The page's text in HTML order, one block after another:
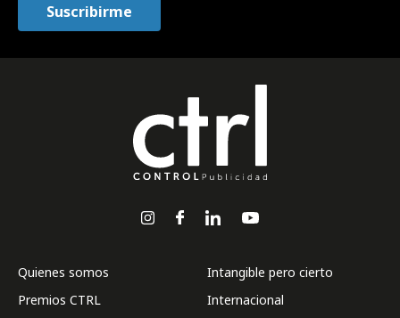
Quienes somos
Premios CTRL
Intangible pero cierto
Internacional